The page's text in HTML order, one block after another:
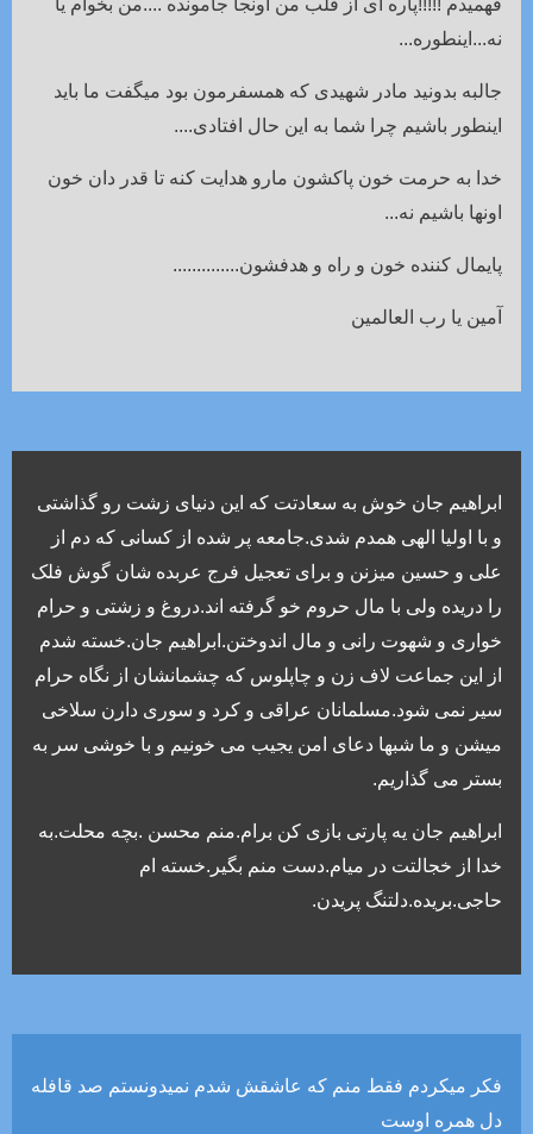
فهمیدم !!!!!پاره ای از قلب من اونجا جامونده ....من بخوام یا
نه...اینطوره...
جالبه بدونید مادر شهیدی که همسفرمون بود میگفت ما باید
اینطور باشیم چرا شما به این حال افتادی....
خدا به حرمت خون پاکشون مارو هدایت کنه تا قدر دان خون
اونها باشیم نه...
پایمال کننده خون و راه و هدفشون..............
آمین یا رب العالمین
ابراهیم جان خوش به سعادتت که این دنیای زشت رو گذاشتی
و با اولیا الهی همدم شدی.جامعه پر شده از کسانی که دم از
علی و حسین میزنن و برای تعجیل فرج عربده شان گوش فلک
را دریده ولی با مال حروم خو گرفته اند.دروغ و زشتی و حرام
خواری و شهوت رانی و مال اندوختن.ابراهیم جان.خسته شدم
از این جماعت لاف زن و چاپلوس که چشمانشان از نگاه حرام
سیر نمی شود.مسلمانان عراقی و کرد و سوری دارن سلاخی
میشن و ما شبها دعای امن یجیب می خونیم و با خوشی سر به
بستر می گذاریم.
ابراهیم جان یه پارتی بازی کن برام.منم محسن .بچه محلت.به
خدا از خجالتت در میام.دست منم بگیر.خسته ام
حاجی.بریده.دلتنگ پریدن.
فکر میکردم فقط منم که عاشقش شدم نمیدونستم صد قافله
دل همره اوست